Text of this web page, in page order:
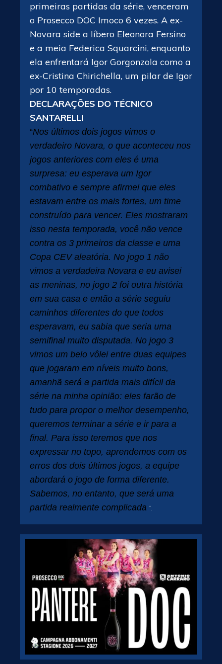
primeiras partidas da série, venceram
o Prosecco DOC Imoco 6 vezes. A ex-
Novara side a líbero Eleonora Fersino
e a meia Federica Squarcini, enquanto
ela enfrentará Igor Gorgonzola como a
ex-Cristina Chirichella, um pilar de Igor
por 10 temporadas.
DECLARAÇÕES DO TÉCNICO
SANTARELLI
“Nos últimos dois jogos vimos o
verdadeiro Novara, o que aconteceu nos
jogos anteriores com eles é uma
surpresa: eu esperava um Igor
combativo e sempre afirmei que eles
estavam entre os mais fortes, um time
construído para vencer. Eles mostraram
isso nesta temporada, você não vence
contra os 3 primeiros da classe e uma
Copa CEV aleatória. No jogo 1 não
vimos a verdadeira Novara e eu avisei
as meninas, no jogo 2 foi outra história
em sua casa e então a série seguiu
caminhos diferentes do que todos
esperavam, eu sabia que seria uma
semifinal muito disputada. No jogo 3
vimos um belo vôlei entre duas equipes
que jogaram em níveis muito bons,
amanhã será a partida mais difícil da
série na minha opinião: eles farão de
tudo para propor o melhor desempenho,
queremos terminar a série e ir para a
final. Para isso teremos que nos
expressar no topo, aprendemos com os
erros dos dois últimos jogos, a equipe
abordará o jogo de forma diferente.
Sabemos, no entanto, que será uma
partida realmente complicada “.